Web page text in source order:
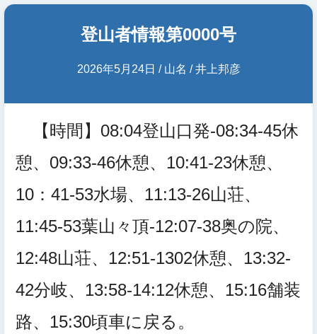
登山者情報第0000号
2026年5月24日 / 山名 / 井上邦彦
【時間】08:04登山口発-08:34-45休
憩、09:33-46休憩、10:41-23休憩、
10：41-53水場、11:13-26山荘、
11:45-53葉山々頂-12:07-38奥の院、
12:48山荘、12:51-1302休憩、13:32-
42分岐、13:58-14:12休憩、15:16舗装
路、15:30頃車に戻る。